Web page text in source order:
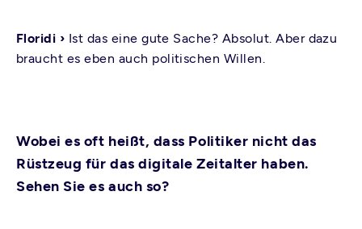
Floridi › Ist das eine gute Sache? Absolut. Aber dazu
braucht es eben auch politischen Willen.
Wobei es oft heißt, dass Politiker nicht das
Rüstzeug für das digitale Zeitalter haben.
Sehen Sie es auch so?